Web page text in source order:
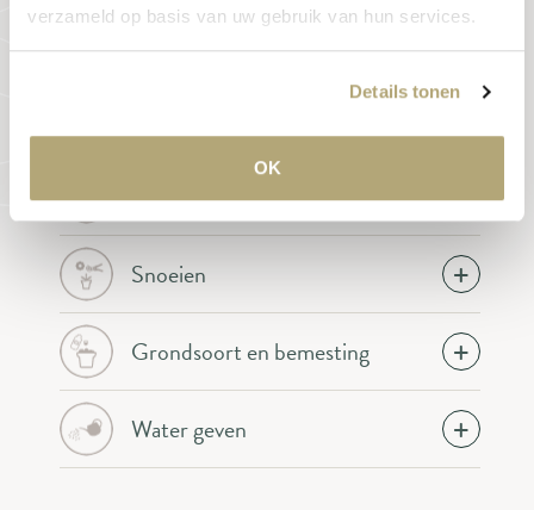
verzameld op basis van uw gebruik van hun services.
Details tonen
OK
Zon
Temperatuur
Snoeien
Grondsoort en bemesting
Water geven